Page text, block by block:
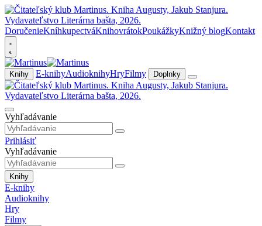
DoručenieKníhkupectváKnihovrátokPoukážkyKnižný blogKontakt
Knihy E-knihyAudioknihyHryFilmy Doplnky
Vyhľadávanie
Prihlásiť
Vyhľadávanie
Knihy
E-knihy
Audioknihy
Hry
Filmy